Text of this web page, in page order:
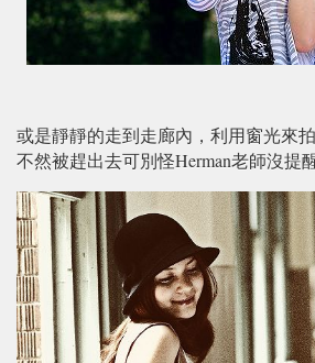
或是靜靜的走到走廊內，利用窗光來
不然被趕出去可別怪Herman老師沒提醒